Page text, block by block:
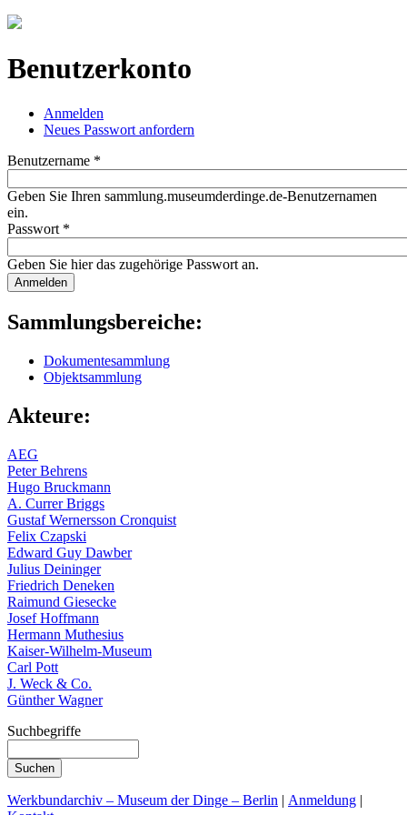
Jump to navigation
Benutzerkonto
Haupt-Reiter
Anmelden
Neues Passwort anfordern
Benutzername *
Geben Sie Ihren sammlung.museumderdinge.de-Benutzernamen
ein.
Passwort *
Geben Sie hier das zugehörige Passwort an.
Sammlungsbereiche:
Dokumentesammlung
Objektsammlung
Akteure:
AEG
Peter Behrens
Hugo Bruckmann
A. Currer Briggs
Gustaf Wernersson Cronquist
Felix Czapski
Edward Guy Dawber
Julius Deininger
Friedrich Deneken
Raimund Giesecke
Josef Hoffmann
Hermann Muthesius
Kaiser-Wilhelm-Museum
Carl Pott
J. Weck & Co.
Günther Wagner
Suchbegriffe
Werkbundarchiv – Museum der Dinge – Berlin | Anmeldung |